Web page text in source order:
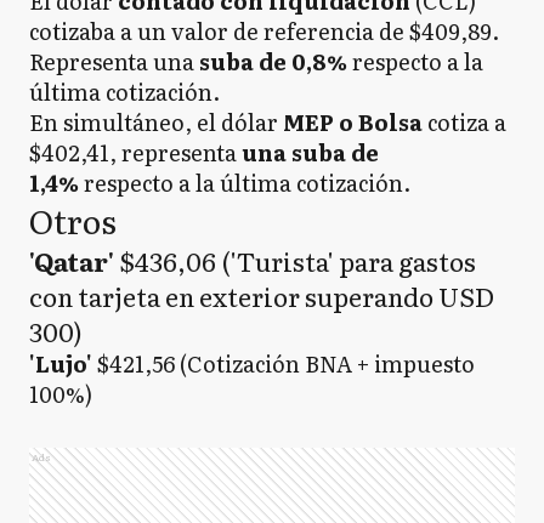
cotizaba a un valor de referencia de $409,89.
Representa unasuba de 0,8%respecto a la
última cotización.
En simultáneo, el dólar MEP o Bolsacotiza a
$402,41, representauna suba de
1,4%respecto a la última cotización.
Otros
'Qatar'$436,06 ('Turista' para gastos
con tarjeta en exterior superando USD
300)
'Lujo'$421,56 (Cotización BNA + impuesto
100%)
Ads